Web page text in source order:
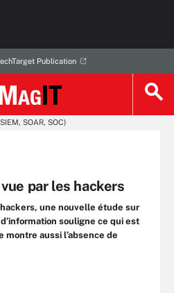
Publication
SOAR, SOC)
par les hackers
une nouvelle étude sur
souligne ce qui est
aussi l’absence de